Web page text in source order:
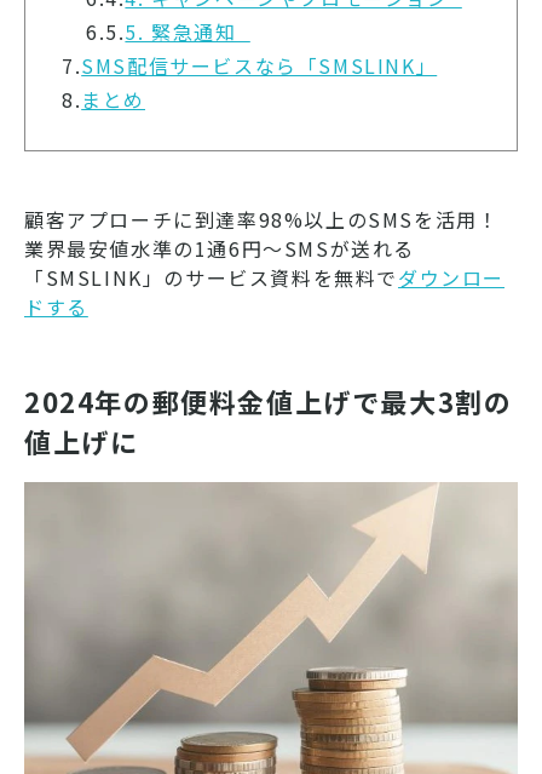
6.5.5. 緊急通知
7.SMS配信サービスなら「SMSLINK」
8. まとめ
顧客アプローチに到達率98%以上のSMSを活用！
業界最安値水準の1通6円～SMSが送れる
「SMSLINK」のサービス資料を無料でダウンロー
ドする
2024年の郵便料金値上げで最大3割の
値上げに